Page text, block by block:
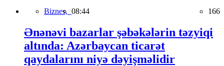
Biznes, 08:44 166
Ənənəvi bazarlar şəbəkələrin təzyiqi
altında: Azərbaycan ticarət
qaydalarını niyə dəyişməlidir